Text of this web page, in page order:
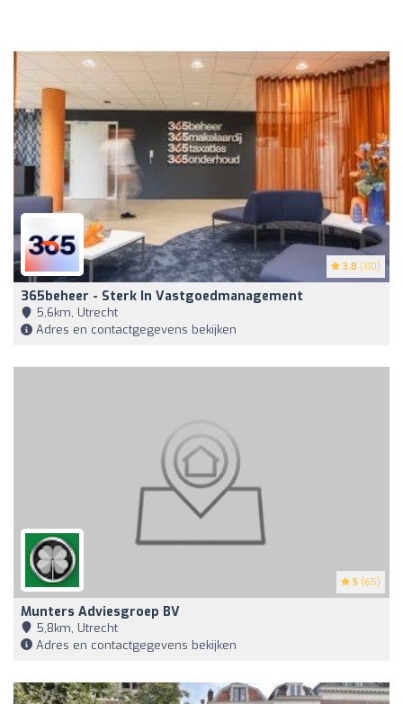
3.8 (110)
365beheer - Sterk In Vastgoedmanagement
5,6km, Utrecht
Adres en contactgegevens bekijken
5 (65)
Munters Adviesgroep BV
5,8km, Utrecht
Adres en contactgegevens bekijken